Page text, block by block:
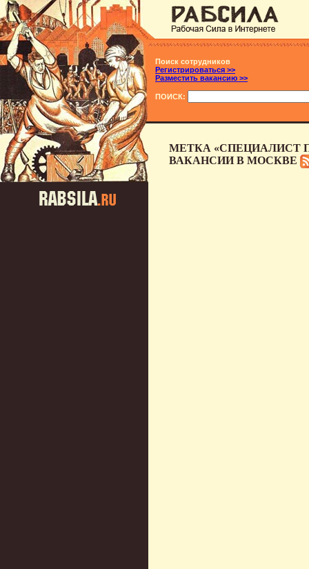
Поиск сотрудников
Регистрироваться >>
Разместить вакансию >>
ПОИСК:
МЕТКА «СПЕЦИАЛИСТ
ВАКАНСИИ В МОСКВЕ